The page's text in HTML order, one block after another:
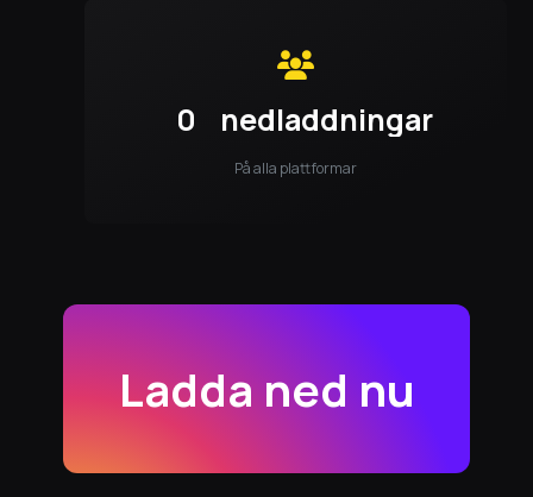
0 nedladdningar
På alla plattformar
Ladda ned nu